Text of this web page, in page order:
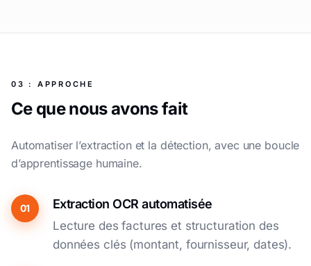
03 : APPROCHE
Ce que nous avons fait
Automatiser l’extraction et la détection, avec une boucle
d’apprentissage humaine.
01 Extraction OCR automatisée
Lecture des factures et structuration des
données clés (montant, fournisseur, dates).